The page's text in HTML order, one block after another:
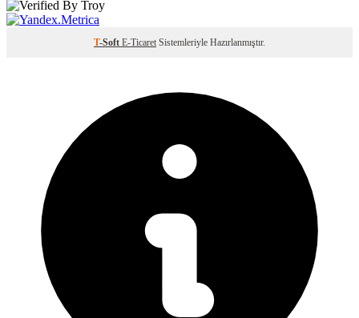
T-Soft E-Ticaret Sistemleriyle Hazırlanmıştır.